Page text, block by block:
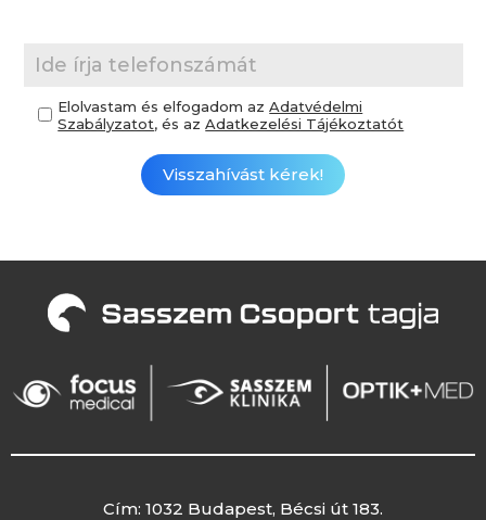
Elolvastam és elfogadom azAdatvédelmi
Szabályzatot, és azAdatkezelési Tájékoztatót
Cím: 1032 Budapest, Bécsi út 183.